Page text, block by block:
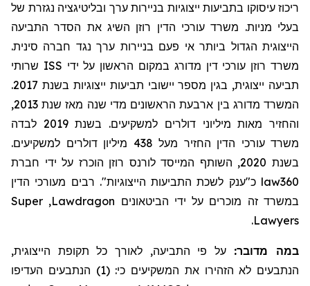
ריכוז עיסוקו בתביעות ייצוגיות בניירות ערך ובליטיגציה נגזרת של
בעלי מניות. משרד עורכי הדין רוזן השיג את הסדר התביעה
הייצוגית הגדול ביותר אי פעם בניירות ערך נגד חברה סינית.
משרד רוזן עורכי דין מדורג במקום הראשון על ידי ISS שרותי
תביעה ייצוגית, בגין מספר יישובי תביעות ייצוגיות בשנת 2017.
המשרד מדורג בין ארבעת הראשונים מדי שנה מאז שנת 2013,
והחזיר מאות מיליוני דולרים למשקיעים. בשנת 2019 לבדה
משרד עורכי הדין החזיר מעל
438 מיליון דולרים למשקיעים.
בשנת 2020, השותף המייסד לורנס רוזן הוכרז על ידי חברת
law360 כ"ענק לשכת התביעות הייצוגיות". רבים מעורכי הדין
במשרד זה מוכרים על ידי הביטאונים Lawdragon
,
Super
Lawyers
.
במה מדובר:על פי התביעה, לאורך כל תקופת הייצוגית,
הנתבעים לא הזהירו את המשקיעים כי: (1) הנתבעים העדיפו